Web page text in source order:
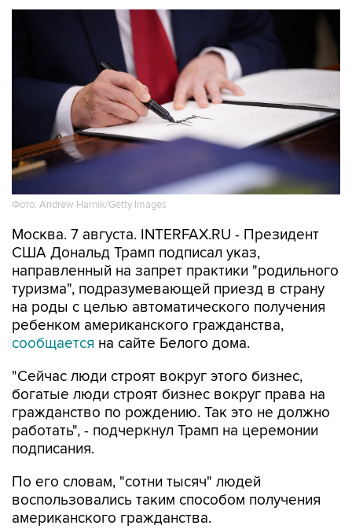
Фото: Andrew Harnik/Getty Images
Москва. 7 августа. INTERFAX.RU - Президент
США Дональд Трамп подписал указ,
направленный на запрет практики "родильного
туризма", подразумевающей приезд в страну
на роды с целью автоматического получения
ребенком американского гражданства,
сообщается на сайте Белого дома.
"Сейчас люди строят вокруг этого бизнес,
богатые люди строят бизнес вокруг права на
гражданство по рождению. Так это не должно
работать", - подчеркнул Трамп на церемонии
подписания.
По его словам, "сотни тысяч" людей
воспользовались таким способом получения
американского гражданства.